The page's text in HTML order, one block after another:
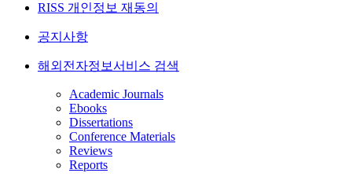
RISS 개인정보 재동의
공지사항
해외전자정보서비스 검색
Academic Journals
Ebooks
Dissertations
Conference Materials
Reviews
Reports